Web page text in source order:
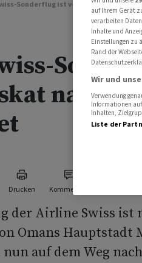
Sonderflug ist von Maskat nach
nach
Drucken Kommentare
der Airline Swiss ist
Omans Hauptstadt
auf dem Weg
auf Ihrem Gerät
verarbeiten
Inhalte und
Einstellungen zu
Rand der
Wir und
Verwendung
Informationen
Inhalten,
Liste der